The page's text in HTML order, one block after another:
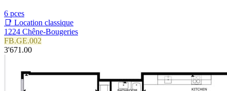
6 pces
📑 Location classique
1224 Chêne-Bougeries
FB.GE.002
3'671.00